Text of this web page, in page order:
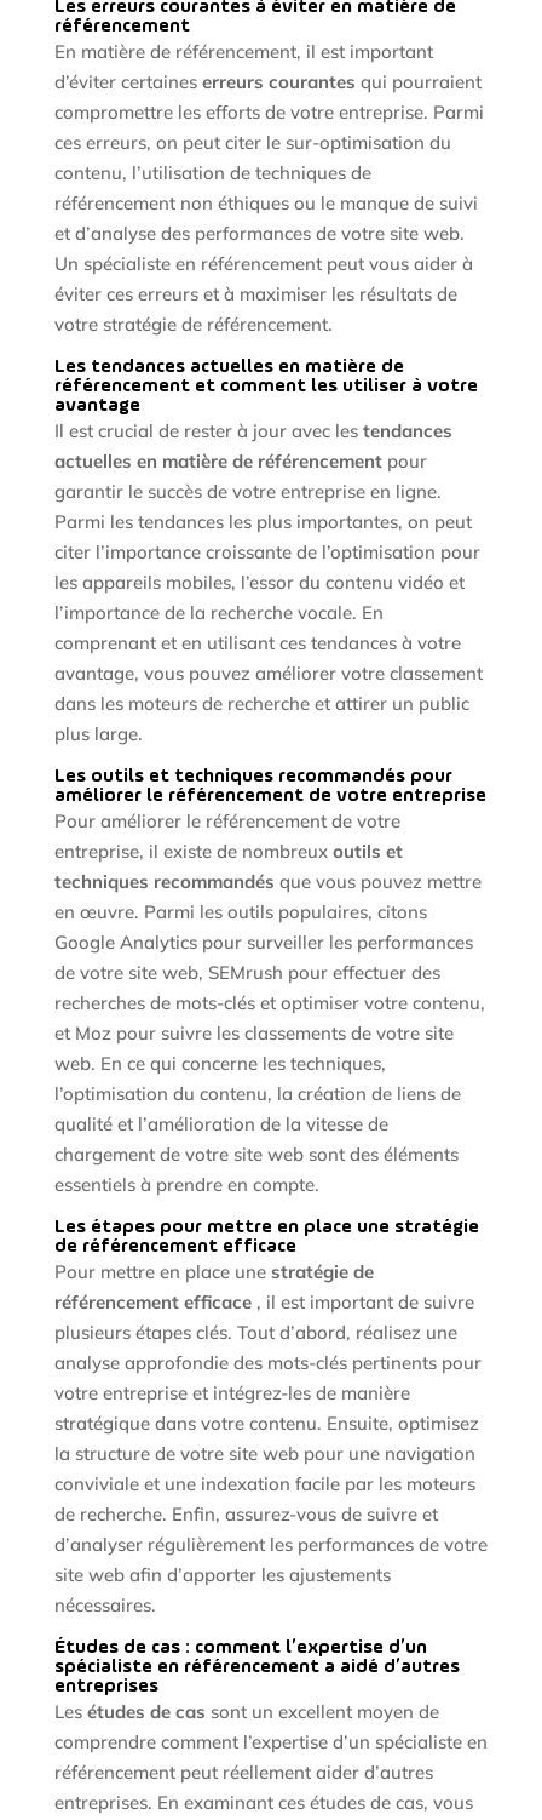
Les erreurs courantes à éviter en matière de
référencement
En matière de référencement, il est important
d’éviter certaines erreurs courantes qui pourraient
compromettre les efforts de votre entreprise. Parmi
ces erreurs, on peut citer le sur-optimisation du
contenu, l’utilisation de techniques de
référencement non éthiques ou le manque de suivi
et d’analyse des performances de votre site web.
Un spécialiste en référencement peut vous aider à
éviter ces erreurs et à maximiser les résultats de
votre stratégie de référencement.
Les tendances actuelles en matière de
référencement et comment les utiliser à votre
avantage
Il est crucial de rester à jour avec les tendances
actuelles en matière de référencement pour
garantir le succès de votre entreprise en ligne.
Parmi les tendances les plus importantes, on peut
citer l’importance croissante de l’optimisation pour
les appareils mobiles, l’essor du contenu vidéo et
l’importance de la recherche vocale. En
comprenant et en utilisant ces tendances à votre
avantage, vous pouvez améliorer votre classement
dans les moteurs de recherche et attirer un public
plus large.
Les outils et techniques recommandés pour
améliorer le référencement de votre entreprise
Pour améliorer le référencement de votre
entreprise, il existe de nombreux outils et
techniques recommandés que vous pouvez mettre
en œuvre. Parmi les outils populaires, citons
Google Analytics pour surveiller les performances
de votre site web, SEMrush pour effectuer des
recherches de mots-clés et optimiser votre contenu,
et Moz pour suivre les classements de votre site
web. En ce qui concerne les techniques,
l’optimisation du contenu, la création de liens de
qualité et l’amélioration de la vitesse de
chargement de votre site web sont des éléments
essentiels à prendre en compte.
Les étapes pour mettre en place une stratégie
de référencement efficace
Pour mettre en place une stratégie de
référencement efficace , il est important de suivre
plusieurs étapes clés. Tout d’abord, réalisez une
analyse approfondie des mots-clés pertinents pour
votre entreprise et intégrez-les de manière
stratégique dans votre contenu. Ensuite, optimisez
la structure de votre site web pour une navigation
conviviale et une indexation facile par les moteurs
de recherche. Enfin, assurez-vous de suivre et
d’analyser régulièrement les performances de votre
site web afin d’apporter les ajustements
nécessaires.
Études de cas : comment l’expertise d’un
spécialiste en référencement a aidé d’autres
entreprises
Les études de cas sont un excellent moyen de
comprendre comment l’expertise d’un spécialiste en
référencement peut réellement aider d’autres
entreprises. En examinant ces études de cas, vous